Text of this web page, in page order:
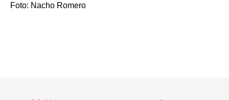
Foto: Nacho Romero